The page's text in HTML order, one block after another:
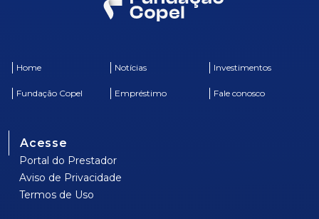
Home Notícias Investimentos
Fundação Copel Empréstimo Fale conosco
Acesse
Portal do Prestador
Aviso de Privacidade
Termos de Uso